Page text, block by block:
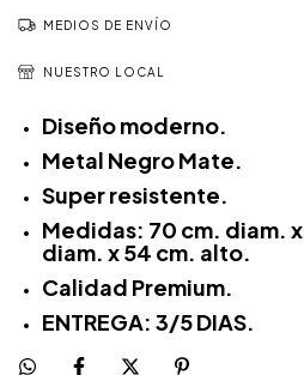
MEDIOS DE ENVÍO
NUESTRO LOCAL
Diseño moderno.
Metal Negro Mate.
Super resistente.
Medidas: 70 cm. diam.
diam. x 54 cm. alto.
Calidad Premium.
ENTREGA: 3/5 DIAS.